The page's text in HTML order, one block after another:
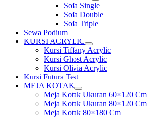
Show
sub
menu
Sofa Single
Sofa Double
Sofa Triple
Sewa Podium
KURSI ACRYLIC
Show
sub
menu
Kursi Tiffany Acrylic
Kursi Ghost Acrylic
Kursi Olivia Acrylic
Kursi Futura Test
MEJA KOTAK
Show
sub
menu
Meja Kotak Ukuran 60×120 Cm
Meja Kotak Ukuran 80×120 Cm
Meja Kotak 80×180 Cm